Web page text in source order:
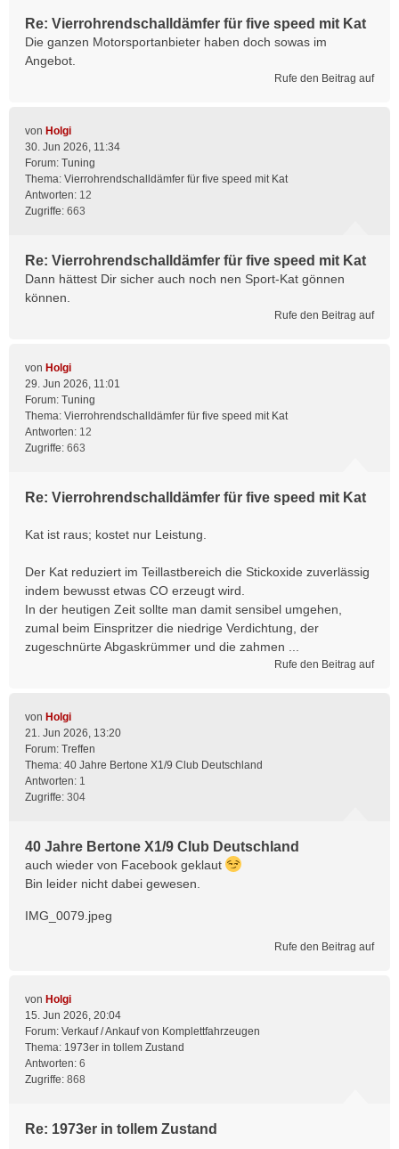
Re: Vierrohrendschalldämfer für five speed mit Kat
Die ganzen Motorsportanbieter haben doch sowas im
Angebot.
Rufe den Beitrag auf
von Holgi
30. Jun 2026, 11:34
Forum: Tuning
Thema: Vierrohrendschalldämfer für five speed mit Kat
Antworten: 12
Zugriffe: 663
Re: Vierrohrendschalldämfer für five speed mit Kat
Dann hättest Dir sicher auch noch nen Sport-Kat gönnen
können.
Rufe den Beitrag auf
von Holgi
29. Jun 2026, 11:01
Forum: Tuning
Thema: Vierrohrendschalldämfer für five speed mit Kat
Antworten: 12
Zugriffe: 663
Re: Vierrohrendschalldämfer für five speed mit Kat
Kat ist raus; kostet nur Leistung.
Der Kat reduziert im Teillastbereich die Stickoxide zuverlässig
indem bewusst etwas CO erzeugt wird.
In der heutigen Zeit sollte man damit sensibel umgehen,
zumal beim Einspritzer die niedrige Verdichtung, der
zugeschnürte Abgaskrümmer und die zahmen ...
Rufe den Beitrag auf
von Holgi
21. Jun 2026, 13:20
Forum: Treffen
Thema: 40 Jahre Bertone X1/9 Club Deutschland
Antworten: 1
Zugriffe: 304
40 Jahre Bertone X1/9 Club Deutschland
auch wieder von Facebook geklaut
Bin leider nicht dabei gewesen.
IMG_0079.jpeg
Rufe den Beitrag auf
von Holgi
15. Jun 2026, 20:04
Forum: Verkauf / Ankauf von Komplettfahrzeugen
Thema: 1973er in tollem Zustand
Antworten: 6
Zugriffe: 868
Re: 1973er in tollem Zustand